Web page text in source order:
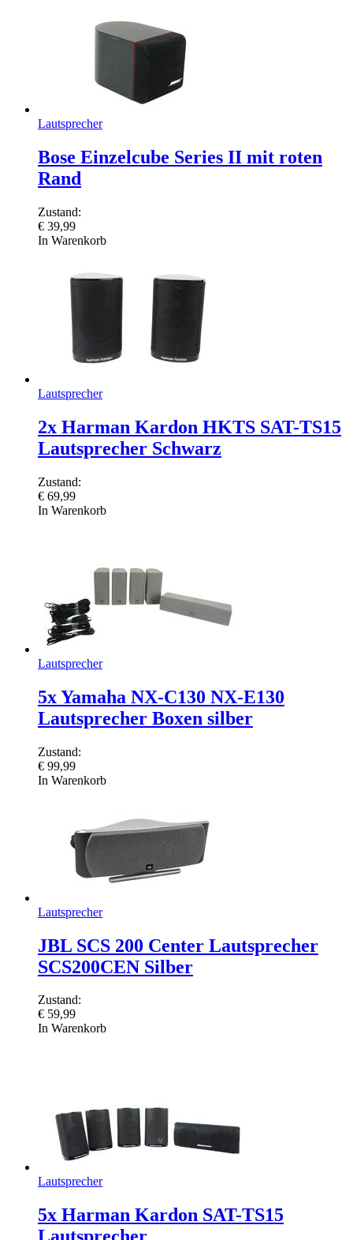
Lautsprecher
Bose Einzelcube Series II mit roten
Rand
Zustand:
€ 39,99
In Warenkorb
Lautsprecher
2x Harman Kardon HKTS SAT-TS15
Lautsprecher Schwarz
Zustand:
€ 69,99
In Warenkorb
Lautsprecher
5x Yamaha NX-C130 NX-E130
Lautsprecher Boxen silber
Zustand:
€ 99,99
In Warenkorb
Lautsprecher
JBL SCS 200 Center Lautsprecher
SCS200CEN Silber
Zustand:
€ 59,99
In Warenkorb
Lautsprecher
5x Harman Kardon SAT-TS15